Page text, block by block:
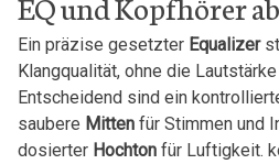
Ein präzise gesetzter Equalizer
Klangqualität, ohne die
Entscheidend sind ein
saubere Mittenfür Stimmen und
‌dosierter Hochtonfür Luftigkeit.